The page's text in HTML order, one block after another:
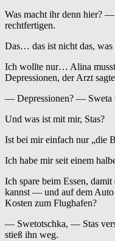
Was macht ihr denn hier?
rechtfertigen.
Das… das ist nicht das, was
Ich wollte nur… Alina
Depressionen, der Arzt
— Depressionen? — Sweta
Und was ist mit mir, Stas?
Ist bei mir einfach nur „die
Ich habe mir seit einem
Ich spare beim Essen,
kannst — und auf dem Auto
Kosten zum Flughafen?
— Swetotschka, — Stas
stieß ihn weg.